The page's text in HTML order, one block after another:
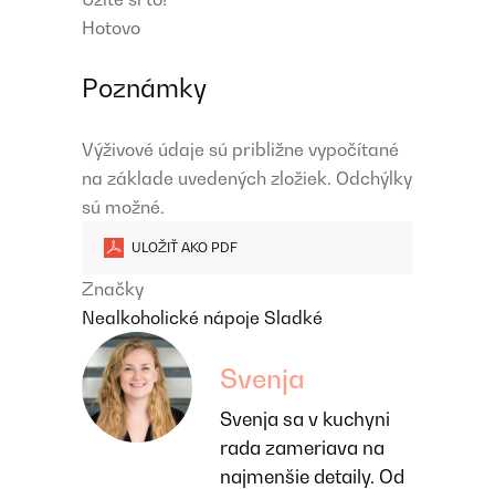
Hotovo
Poznámky
Výživové údaje sú približne vypočítané
na základe uvedených zložiek. Odchýlky
sú možné.
ULOŽIŤ AKO PDF
Značky
Nealkoholické nápoje Sladké
Svenja
Svenja sa v kuchyni
rada zameriava na
najmenšie detaily. Od